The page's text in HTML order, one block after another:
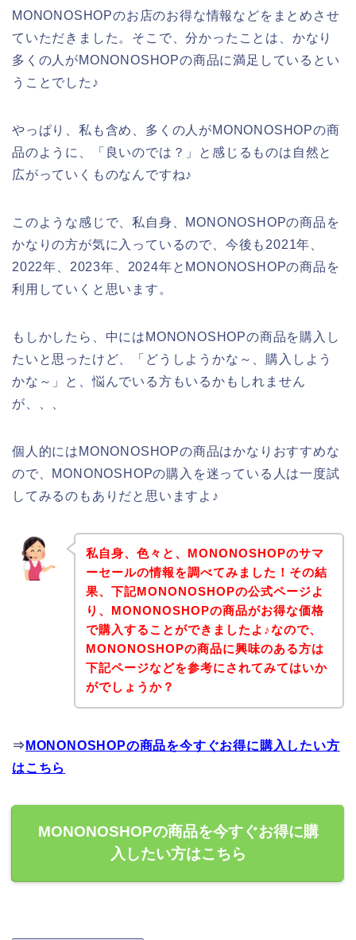
MONONOSHOPのお店のお得な情報などをまとめさせ
ていただきました。そこで、分かったことは、かなり
多くの人がMONONOSHOPの商品に満足しているとい
うことでした♪
やっぱり、私も含め、多くの人がMONONOSHOPの商
品のように、「良いのでは？」と感じるものは自然と
広がっていくものなんですね♪
このような感じで、私自身、MONONOSHOPの商品を
かなりの方が気に入っているので、今後も2021年、
2022年、2023年、2024年とMONONOSHOPの商品を
利用していくと思います。
もしかしたら、中にはMONONOSHOPの商品を購入し
たいと思ったけど、「どうしようかな～、購入しよう
かな～」と、悩んでいる方もいるかもしれません
が、、、
個人的にはMONONOSHOPの商品はかなりおすすめな
ので、MONONOSHOPの購入を迷っている人は一度試
してみるのもありだと思いますよ♪
私自身、色々と、MONONOSHOPのサマ
ーセールの情報を調べてみました！その結
果、下記MONONOSHOPの公式ページよ
り、MONONOSHOPの商品がお得な価格
で購入することができましたよ♪なので、
MONONOSHOPの商品に興味のある方は
下記ページなどを参考にされてみてはいか
がでしょうか？
⇒ MONONOSHOPの商品を今すぐお得に購入したい方
はこちら
MONONOSHOPの商品を今すぐお得に購
入したい方はこちら